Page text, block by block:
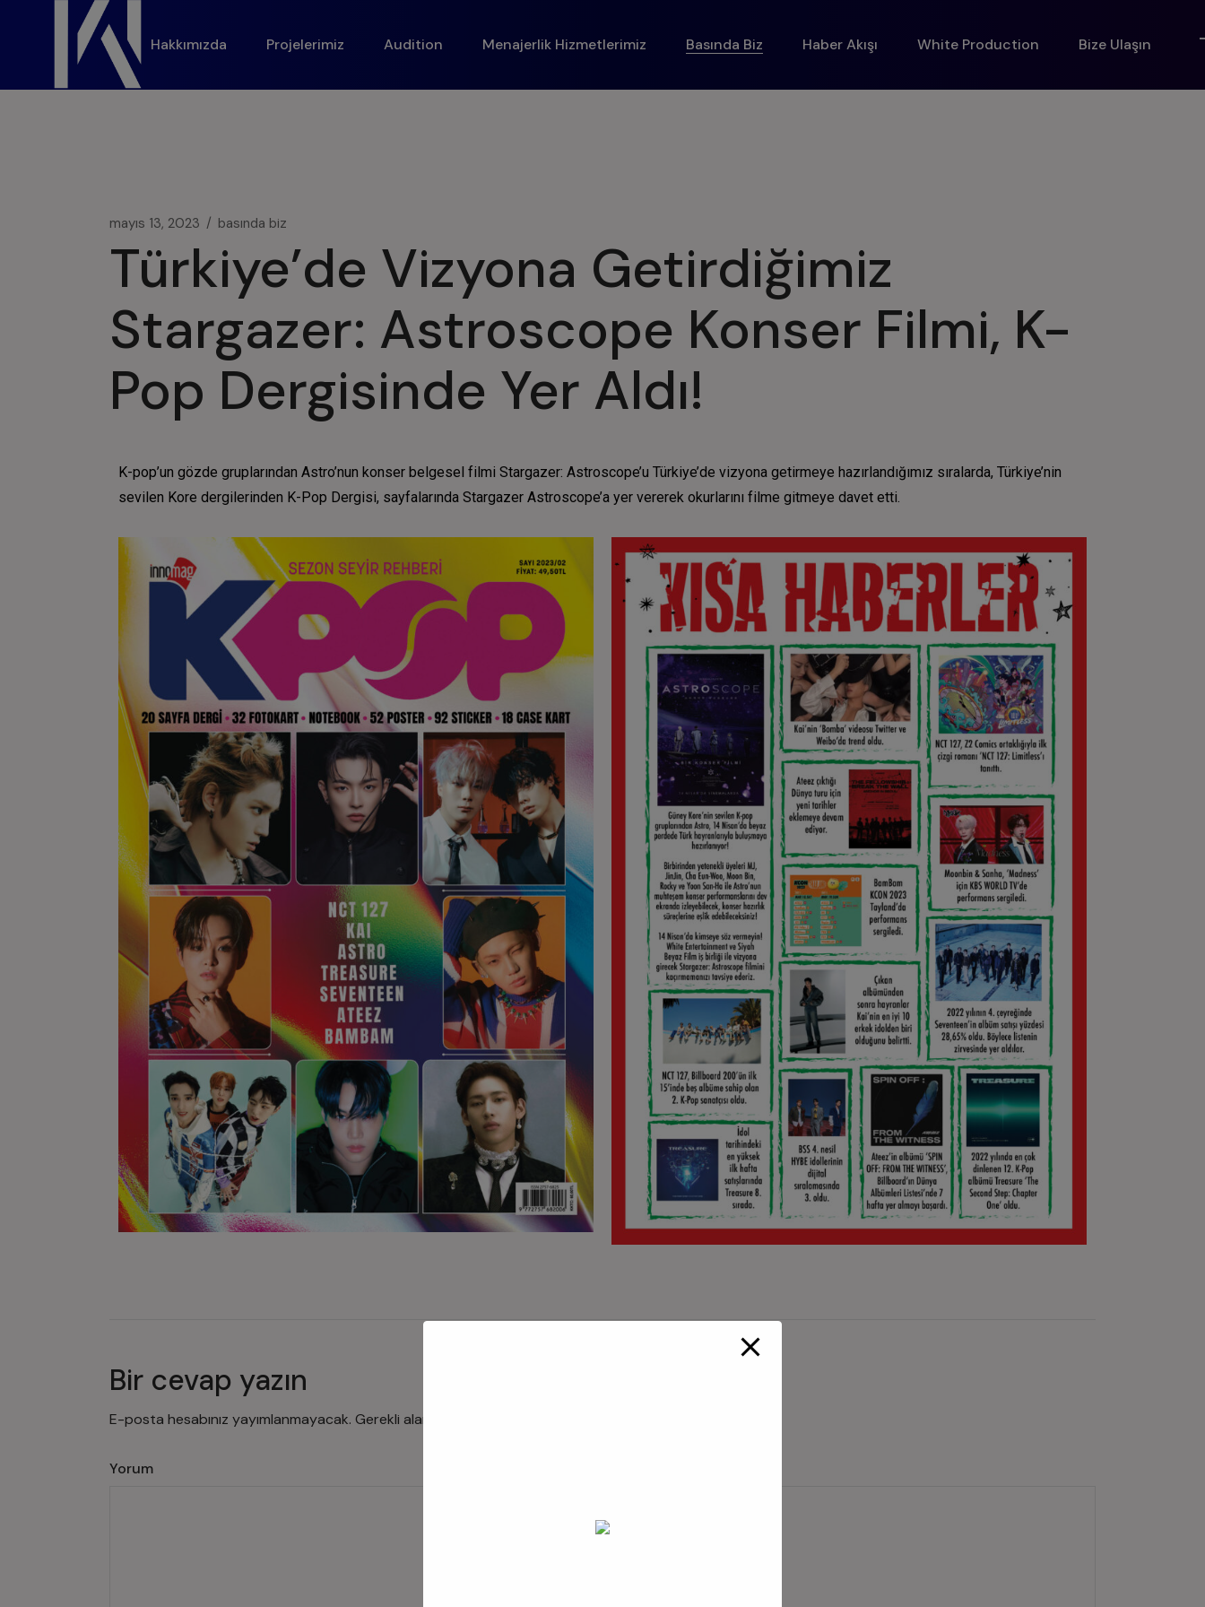
Hakkımızda Projelerimiz Audition Menajerlik Hizmetlerimiz Basında Biz Haber Akışı White Production Bize Ulaşın
mayıs 13, 2023 basında biz
Türkiye’de Vizyona Getirdiğimiz
Stargazer: Astroscope Konser Filmi, K-
Pop Dergisinde Yer Aldı!
K-pop’un gözde gruplarından Astro’nun konser belgesel filmi Stargazer: Astroscope’u Türkiye’de vizyona getirmeye hazırlandığımız sıralarda, Türkiye’nin
sevilen Kore dergilerinden K-Pop Dergisi, sayfalarında Stargazer Astroscope’a yer vererek okurlarını filme gitmeye davet etti.
Bir cevap yazın
E-posta hesabınız yayımlanmayacak. Gerekli alanlar
Yorum
modal-check